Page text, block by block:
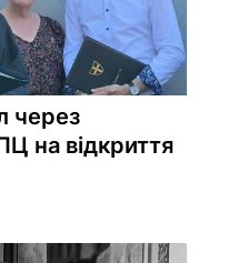
через
на відкриття